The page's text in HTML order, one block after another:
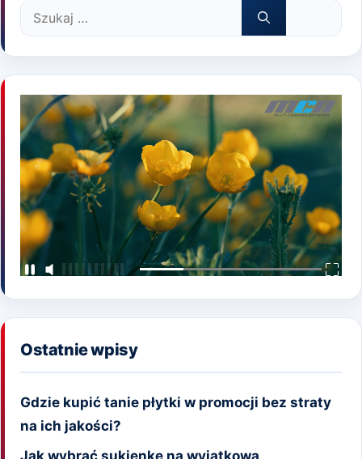
Szukaj:
Ostatnie wpisy
Gdzie kupić tanie płytki w promocji bez straty
na ich jakości?